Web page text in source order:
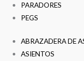
PARADORES
PEGS
ABRAZADERA DE
ASIENTOS